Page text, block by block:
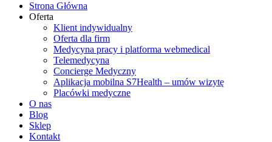
Strona Główna
Oferta
Klient indywidualny
Oferta dla firm
Medycyna pracy i platforma webmedical
Telemedycyna
Concierge Medyczny
Aplikacja mobilna S7Health – umów wizytę
Placówki medyczne
O nas
Blog
Sklep
Kontakt